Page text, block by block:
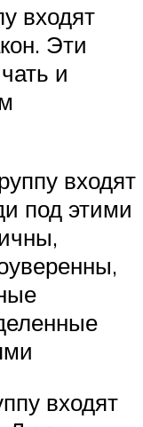
входят
Эти
и
входят
под этими
входят